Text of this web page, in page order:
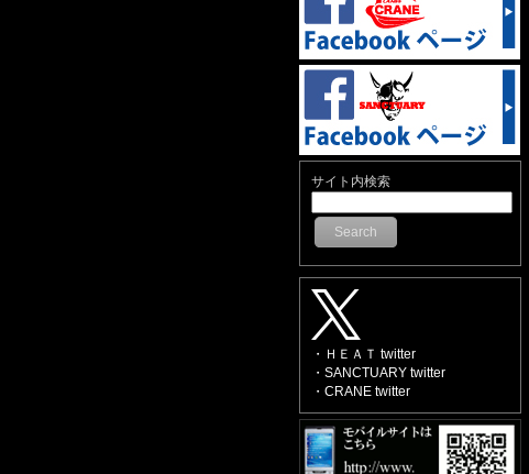
サイト内検索
Search
・ＨＥＡＴ twitter
・SANCTUARY twitter
・CRANE twitter